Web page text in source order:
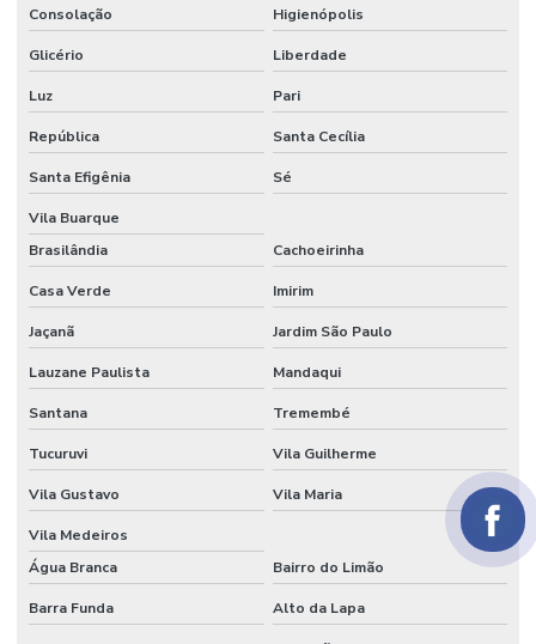
Papel crepom bem casado
Papel crepom branco atacado
Papel crepom impermeável
Papel crepom parafinado
Papel crepom parafinado preço
Papel crepom preço
Papel para embrulhar bem casado comprar
Papel seda branco
Papel de seda colorido
Papel seda dourado
Papel veludo
Consolação Higienópolis
Glicério Liberdade
Luz Pari
República Santa Cecília
Santa Efigênia Sé
Vila Buarque
Brasilândia
Cachoeirinha
Casa Verde Imirim
Jaçanã Jardim São Paulo
Lauzane Paulista Mandaqui
Santana Tremembé
Tucuruvi Vila Guilherme
Vila Gustavo Vila Maria
Vila Medeiros
Água Branca
Bairro do Limão
Barra Funda Alto da Lapa